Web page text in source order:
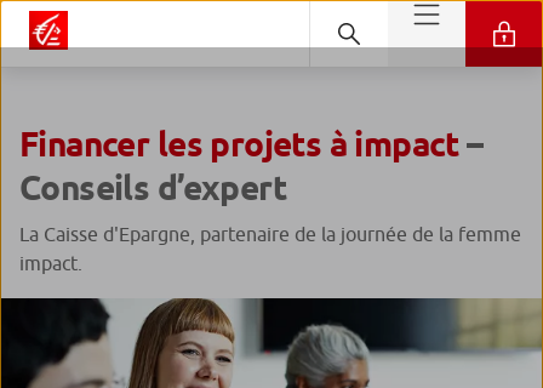
Financer les projets à impact–
Conseils d’expert
La Caisse d'Epargne, partenaire de la journée de la femme
impact.